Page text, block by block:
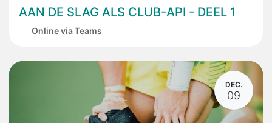
AAN DE SLAG ALS CLUB-API - DEEL 1
Online via Teams
DEC.
09